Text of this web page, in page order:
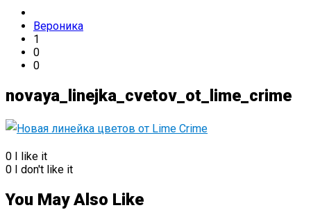
Вероника
1
0
0
novaya_linejka_cvetov_ot_lime_crime
0 I like it
0 I don't like it
You May Also Like